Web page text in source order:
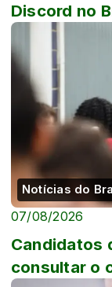
Discord no
Notícias do
07/08/2026
Candidatos
consultar o